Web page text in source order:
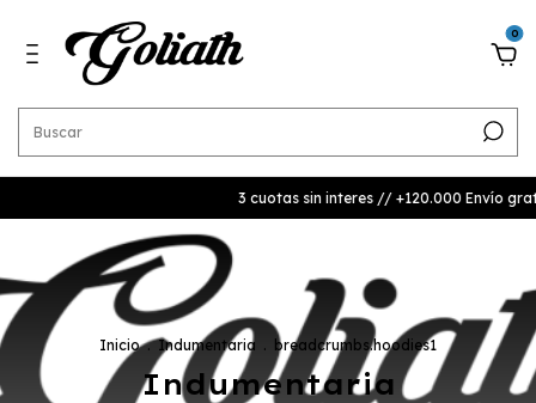
0
3 cuotas sin interes // +120.000 Envío gratis |
Inicio . Indumentaria . breadcrumbs.hoodies1
Indumentaria